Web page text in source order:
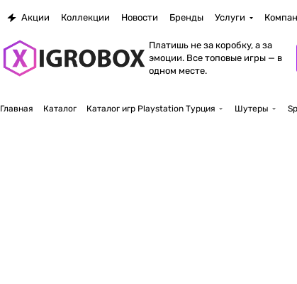
Акции Коллекции Новости Бренды Услуги
Платишь не за коробку, а за
эмоции. Все топовые игры — в
одном месте.
Главная Каталог Каталог игр Playstation Турция Шутеры